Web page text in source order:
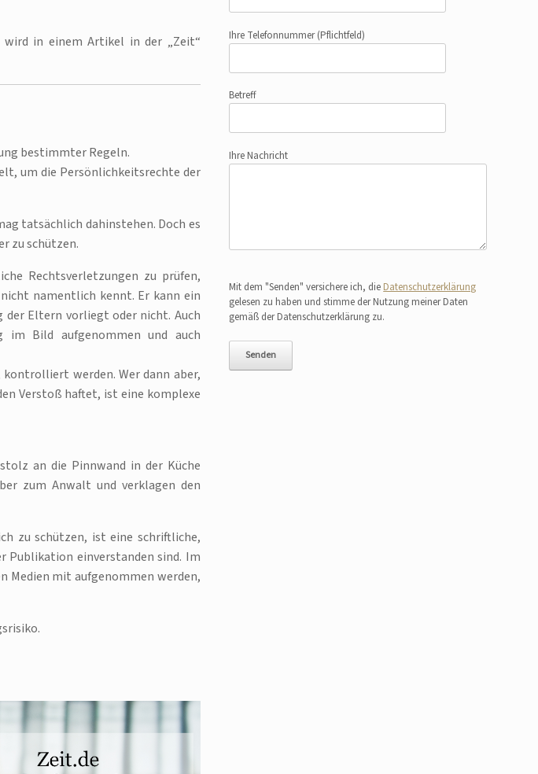
wird in einem Artikel in der „Zeit“
bestimmter Regeln.
um die Persönlichkeitsrechte der
tatsächlich dahinstehen. Doch es
zu schützen.
Rechtsverletzungen zu prüfen,
namentlich kennt. Er kann ein
Eltern vorliegt oder nicht. Auch
im Bild aufgenommen und auch
werden. Wer dann aber,
Verstoß haftet, ist eine komplexe
an die Pinnwand in der Küche
zum Anwalt und verklagen den
zu schützen, ist eine schriftliche,
Publikation einverstanden sind. Im
Medien mit aufgenommen werden,
Ihre Telefonnummer(Pflichtfeld)
Betreff
Ihre Nachricht
Mit dem "Senden" versichere ich, die Datenschutzerklärung
gelesen zu haben und stimme der Nutzung meiner Daten
gemäß der Datenschutzerklärung zu.